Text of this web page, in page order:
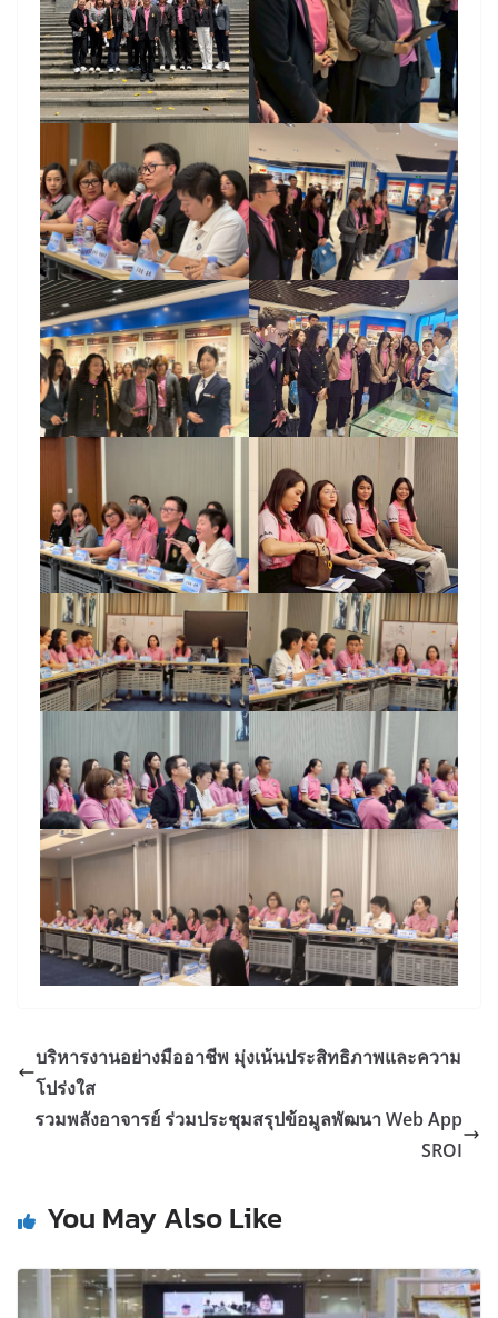
บริหารงานอย่างมืออาชีพ มุ่งเน้นประสิทธิภาพและความ
โปร่งใส
รวมพลังอาจารย์ ร่วมประชุมสรุปข้อมูลพัฒนา Web App
SROI
You May Also Like